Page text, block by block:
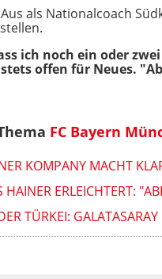
als Nationalcoach
ich noch ein oder
offen für Neues.
FC Bayern
KOMPANY MACHT
HAINER ERLEICHTERT:
TÜRKEI: